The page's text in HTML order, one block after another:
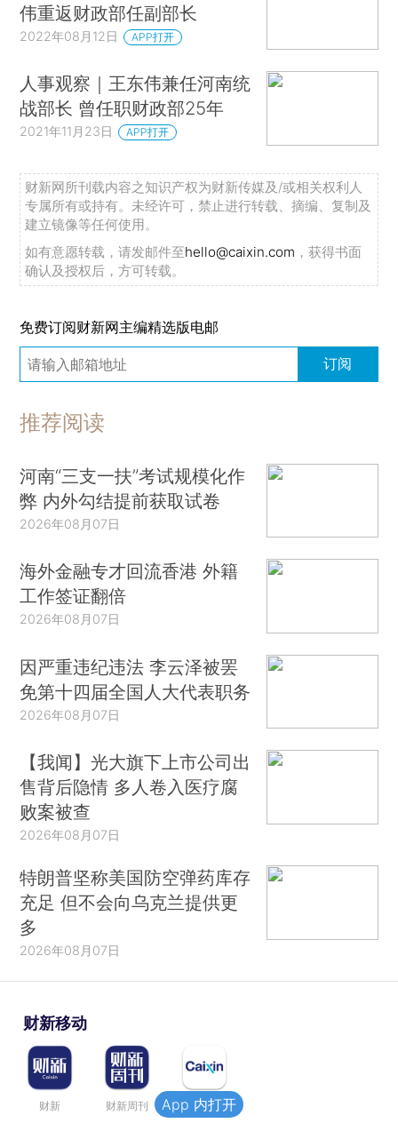
伟重返财政部任副部长
2022年08月12日 APP打开
人事观察｜王东伟兼任河南统
战部长 曾任职财政部25年
2021年11月23日 APP打开
财新网所刊载内容之知识产权为财新传媒及/或相关权利人
专属所有或持有。未经许可，禁止进行转载、摘编、复制及
建立镜像等任何使用。
如有意愿转载，请发邮件至hello@caixin.com ，获得书面
确认及授权后，方可转载。
免费订阅财新网主编精选版电邮
订阅
推荐阅读
河南“三支一扶”考试规模化作
弊 内外勾结提前获取试卷
2026年08月07日
海外金融专才回流香港 外籍
工作签证翻倍
2026年08月07日
因严重违纪违法 李云泽被罢
免第十四届全国人大代表职务
2026年08月07日
【我闻】光大旗下上市公司出
售背后隐情 多人卷入医疗腐
败案被查
2026年08月07日
特朗普坚称美国防空弹药库存
充足 但不会向乌克兰提供更
多
2026年08月07日
财新移动
财新 财新周刊 Caixin
App 内打开